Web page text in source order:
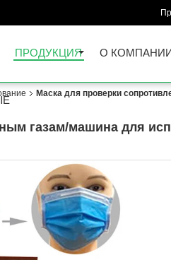
ПРОДУКЦИЯ О
Маска для проверки
газам/машина для